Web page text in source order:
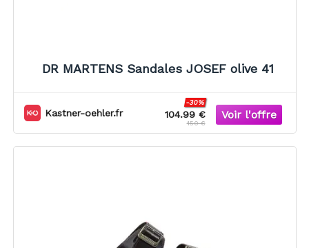
DR MARTENS Sandales JOSEF olive 41
Kastner-oehler.fr 104.99 €
-30%
150 €